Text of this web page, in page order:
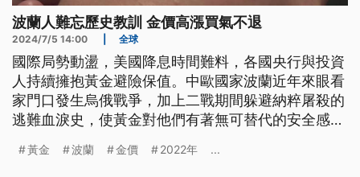
波蘭人難忘歷史教訓 金價高漲買氣不退
2024/7/5 14:00 全球
國際局勢動盪，美國降息時間難料，各國央行與投資
人持續擁抱黃金避險保值。中歐國家波蘭近年來眼看
家門口發生烏俄戰爭，加上二戰期間躲避納粹屠殺的
逃難血淚史，使黃金對他們有著無可替代的安全感，
黃金 波蘭 金價 2022年 ...